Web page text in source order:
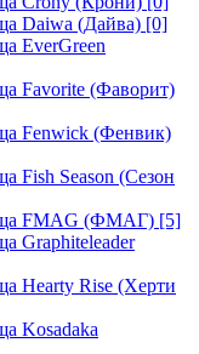
Daiwa (Дайва) [0]
EverGreen
Favorite (Фаворит)
Fenwick (Фенвик)
Fish Season (Сезон
FMAG (ФМАГ) [5]
Graphiteleader
Hearty Rise (Херти
Kosadaka